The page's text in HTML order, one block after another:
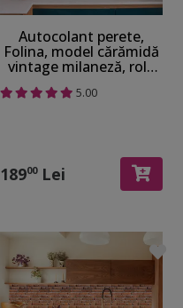
Autocolant perete,
Folina, model cărămidă
vintage milaneză, rolă
de 67x200 cm
5.00
18900Lei